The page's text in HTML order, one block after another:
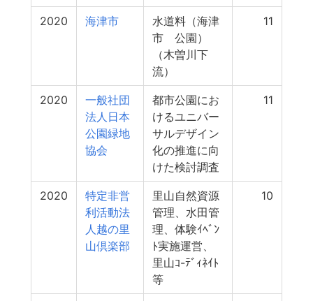
2020 海津市
水道料（海津
市 公園）
（木曽川下
流）
11
2020
一般社団
法人日本
公園緑地
協会
都市公園にお
けるユニバー
サルデザイン
化の推進に向
けた検討調査
11
2020
特定非営
利活動法
人越の里
山倶楽部
里山自然資源
管理、水田管
理、体験ｲﾍﾞﾝ
ﾄ実施運営、
里山ｺ-ﾃﾞｨﾈｲﾄ
等
10